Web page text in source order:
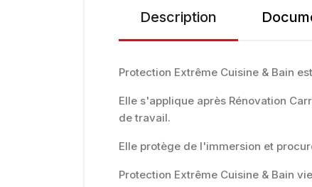
Description
Protection Extrême Cuisine & Bain
Elle s'applique après Rénovation
de travail.
Elle protège de l'immersion et
Protection Extrême Cuisine & Bain